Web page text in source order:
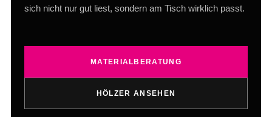
sich nicht nur gut liest, sondern am Tisch wirklich passt.
MATERIALBERATUNG
HÖLZER ANSEHEN